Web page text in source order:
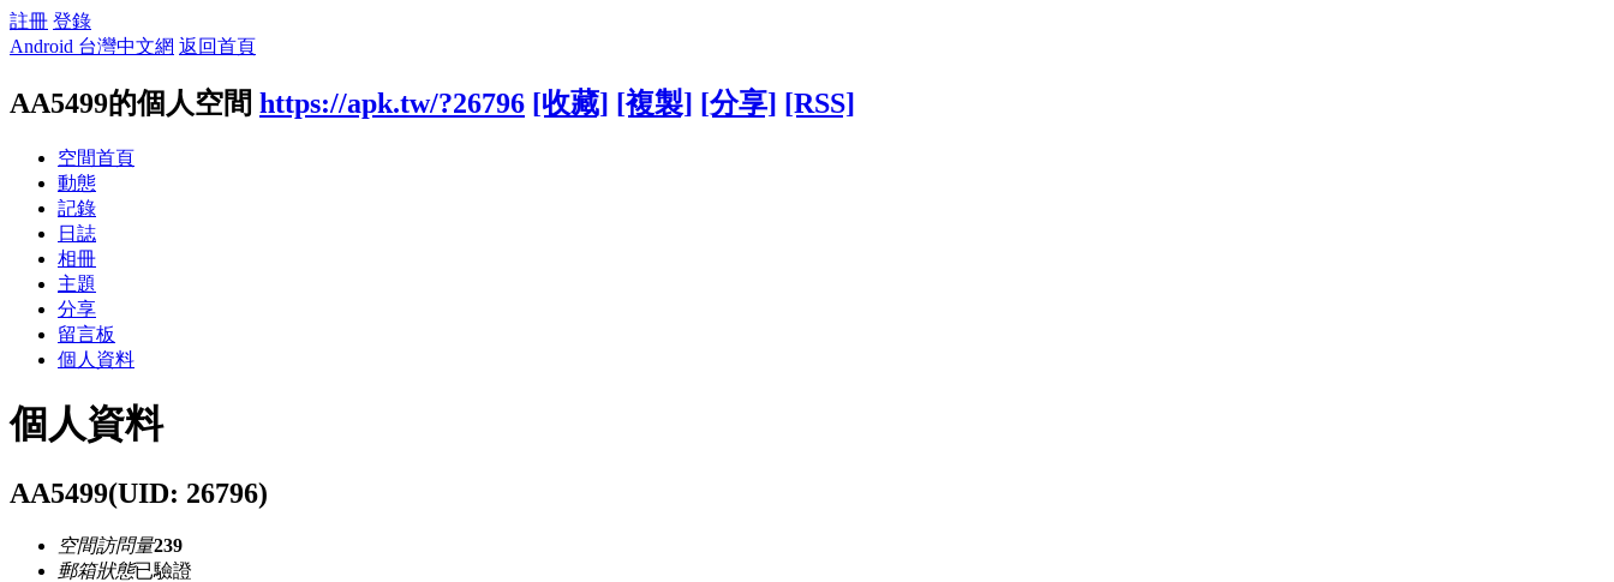
註冊 登錄
Android 台灣中文網 返回首頁
AA5499的個人空間 https://apk.tw/?26796 [收藏] [複製] [分享] [RSS]
空間首頁
動態
記錄
日誌
相冊
主題
分享
留言板
個人資料
個人資料
AA5499(UID: 26796)
空間訪問量239
郵箱狀態已驗證